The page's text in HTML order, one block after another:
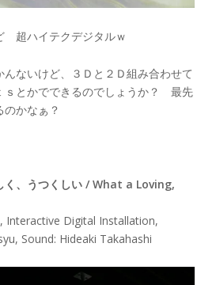
超ハイテクデジタルｗ
ないけど、３Ｄと２Ｄ組み合わせて
ｓとかでできるのでしょうか？ 最先
かなぁ？
く、うつくしい / What a Loving,
Interactive Digital Installation,
Sound: Hideaki Takahashi